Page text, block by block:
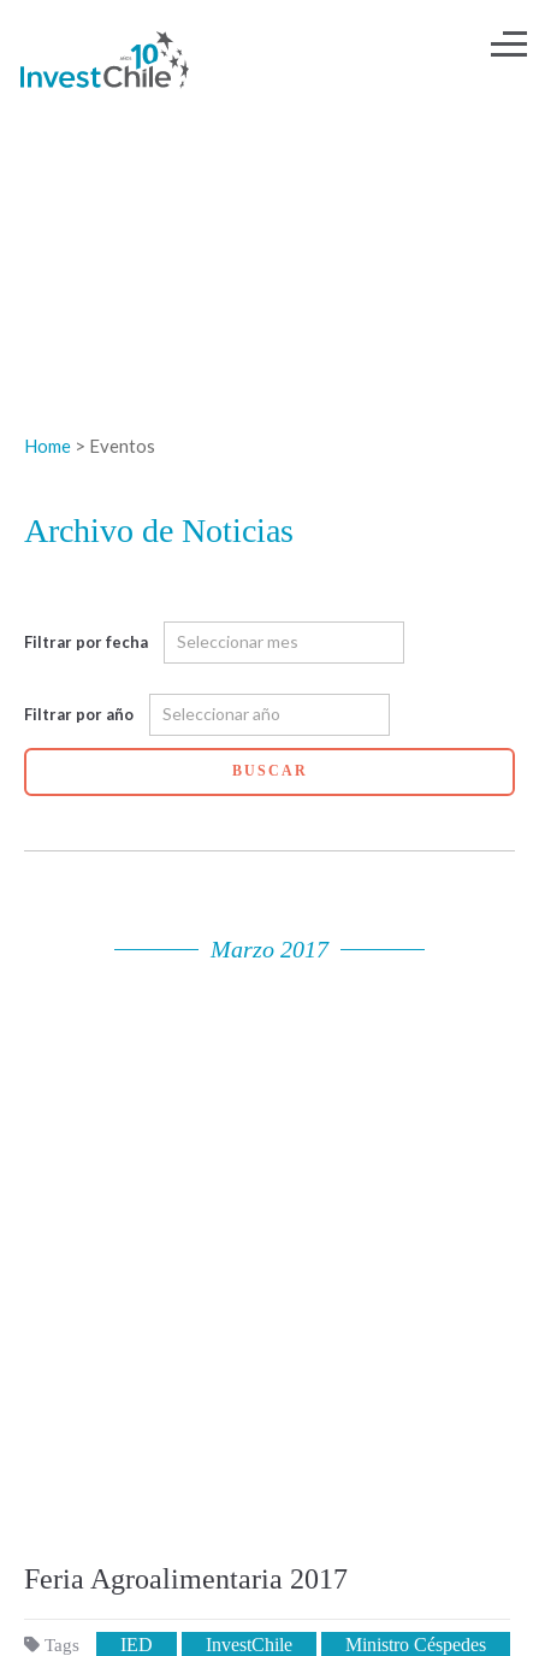
Home > Eventos
Archivo de Noticias
Filtrar por fecha
Filtrar por año
BUSCAR
Marzo 2017
Feria Agroalimentaria 2017
Tags IED InvestChile Ministro Céspedes